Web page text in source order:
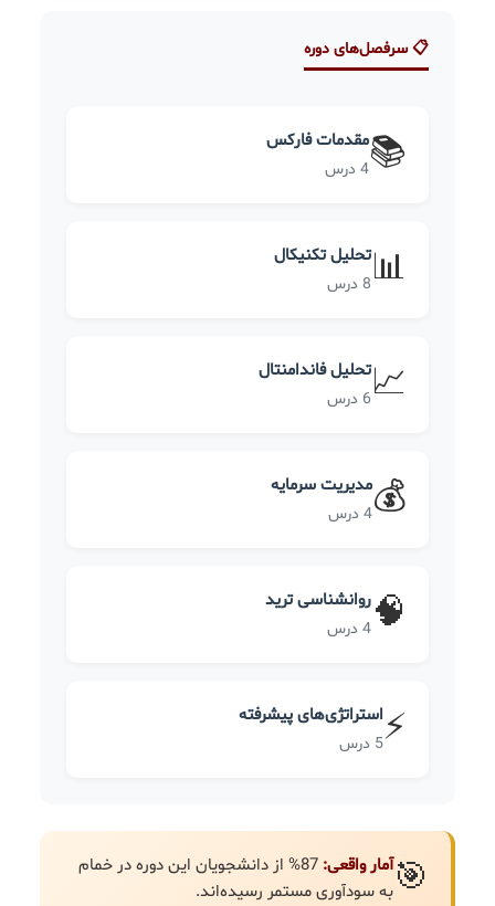
📋 سرفصل‌های دوره
📚مقدمات فارکس
4 درس
📊تحلیل تکنیکال
8 درس
📈تحلیل فاندامنتال
6 درس
💰مدیریت سرمایه
4 درس
🧠روانشناسی ترید
4 درس
⚡استراتژی‌های پیشرفته
5 درس
🎯آمار واقعی:
87% از دانشجویان این دوره در خمام
به سودآوری مستمر رسیده‌اند.